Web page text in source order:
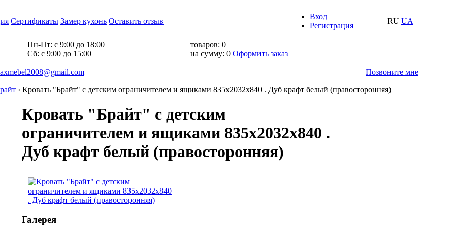
Сертификаты Замер кухонь Оставить отзыв
Вход
Регистрация
RU UA
Пн-Пт: с 9:00 до 18:00
Cб: с 9:00 до 15:00
товаров: 0
на сумму: 0 Оформить заказ
Позвоните мне
› Кровать "Брайт" с детским ограничителем и ящиками 835x2032x840 . Дуб крафт белый (правосторонняя)
Кровать "Брайт" с детским
ограничителем и ящиками 835x2032x840 .
Дуб крафт белый (правосторонняя)
Галерея